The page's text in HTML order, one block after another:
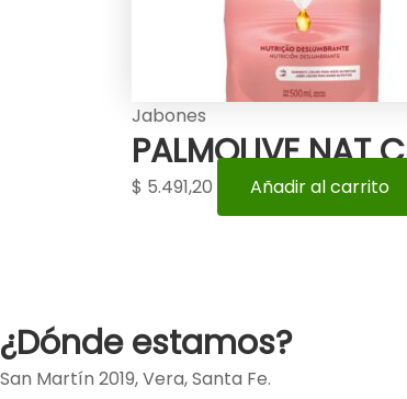
Jabones
PALMOLIVE NAT
$ 5.491,20 Añadir al carrito
¿Dónde estamos?
San Martín 2019, Vera, Santa Fe.